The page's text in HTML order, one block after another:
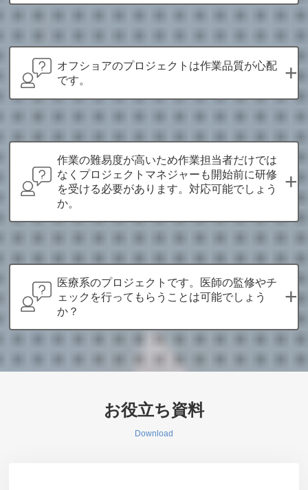
オフショアのプロジェクトは作業品質が心配
です。
+
作業の難易度が高いため作業担当者だけでは
なくプロジェクトマネジャーも開始前に研修
を受ける必要があります。対応可能でしょう
か。
+
医療系のプロジェクトです。医師の監修やチ
ェックを行ってもらうことは可能でしょう
か？
+
お役立ち資料
Download